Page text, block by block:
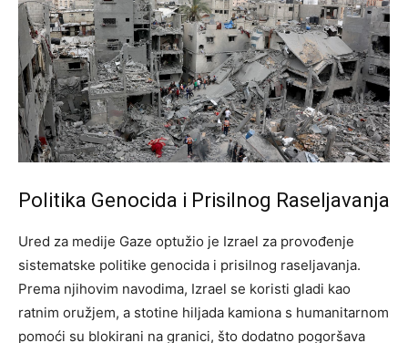
Politika Genocida i Prisilnog Raseljavanja
Ured za medije Gaze optužio je Izrael za provođenje
sistematske politike genocida i prisilnog raseljavanja.
Prema njihovim navodima, Izrael se koristi gladi kao
ratnim oružjem, a stotine hiljada kamiona s humanitarnom
pomoći su blokirani na granici, što dodatno pogoršava